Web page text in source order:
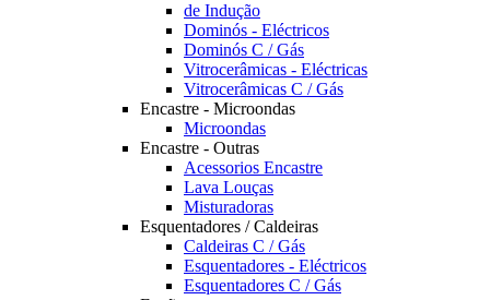
de Indução
Dominós - Eléctricos
Dominós C / Gás
Vitrocerâmicas - Eléctricas
Vitrocerâmicas C / Gás
Encastre - Microondas
Microondas
Encastre - Outras
Acessorios Encastre
Lava Louças
Misturadoras
Esquentadores / Caldeiras
Caldeiras C / Gás
Esquentadores - Eléctricos
Esquentadores C / Gás